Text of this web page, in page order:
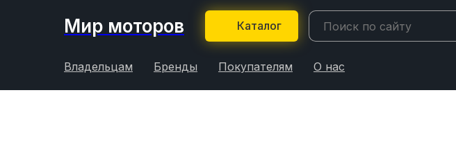
Мир моторов Каталог
Владельцам Бренды Покупателям О нас